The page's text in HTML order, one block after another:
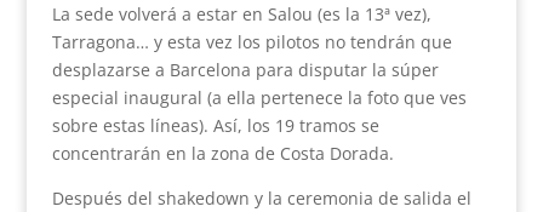
La sede volverá a estar en Salou (es la 13ª vez),
Tarragona… y esta vez los pilotos no tendrán que
desplazarse a Barcelona para disputar la súper
especial inaugural (a ella pertenece la foto que ves
sobre estas líneas). Así, los 19 tramos se
concentrarán en la zona de Costa Dorada.
Después del shakedown y la ceremonia de salida el